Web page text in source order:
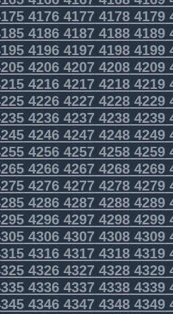
4176417741784179
4186418741884189
4196419741984199
4206420742084209
4216421742184219
4226422742284229
4236423742384239
4246424742484249
4256425742584259
4266426742684269
4276427742784279
4286428742884289
4296429742984299
4306430743084309
4316431743184319
4326432743284329
4336433743384339
4346434743484349